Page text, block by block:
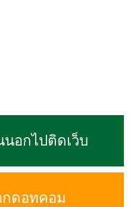
อกไปติดเว็บ
ดอทคอม